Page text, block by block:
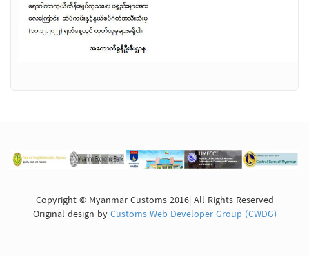
Copyright © Myanmar Customs 2016| All Rights Reserved
Original design byCustoms Web Developer Group (CWDG)